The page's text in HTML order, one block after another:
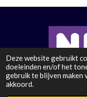
Deze website gebruikt
doeleinden en/of het
gebruik te blijven maken
akkoord.
© 2020 - 2026 Brouwerij